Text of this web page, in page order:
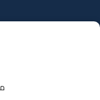
إلى
المحتوى